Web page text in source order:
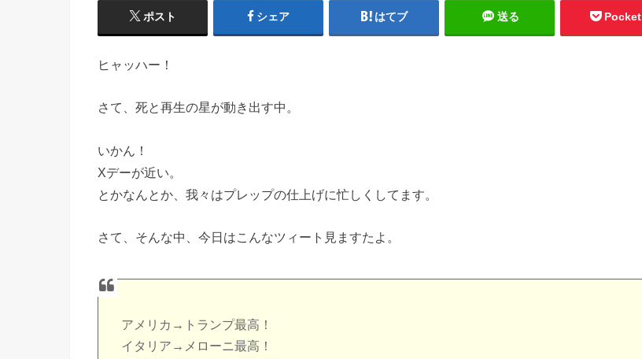
ポスト シェア はてブ 送る Pocket
ヒャッハー！
さて、死と再生の星が動き出す中。
いかん！
Xデーが近い。
とかなんとか、我々はプレップの仕上げに忙しくしてます。
さて、そんな中、今日はこんなツィート見ますたよ。
アメリカ→トランプ最高！
イタリア→メローニ最高！